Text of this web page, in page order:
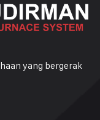
yang bergerak